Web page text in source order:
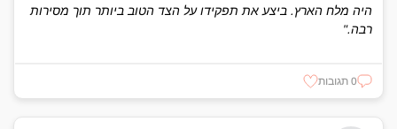
היה מלח הארץ. ביצע את תפקידו על הצד הטוב ביותר תוך מסירות
רבה."
0 תגובות